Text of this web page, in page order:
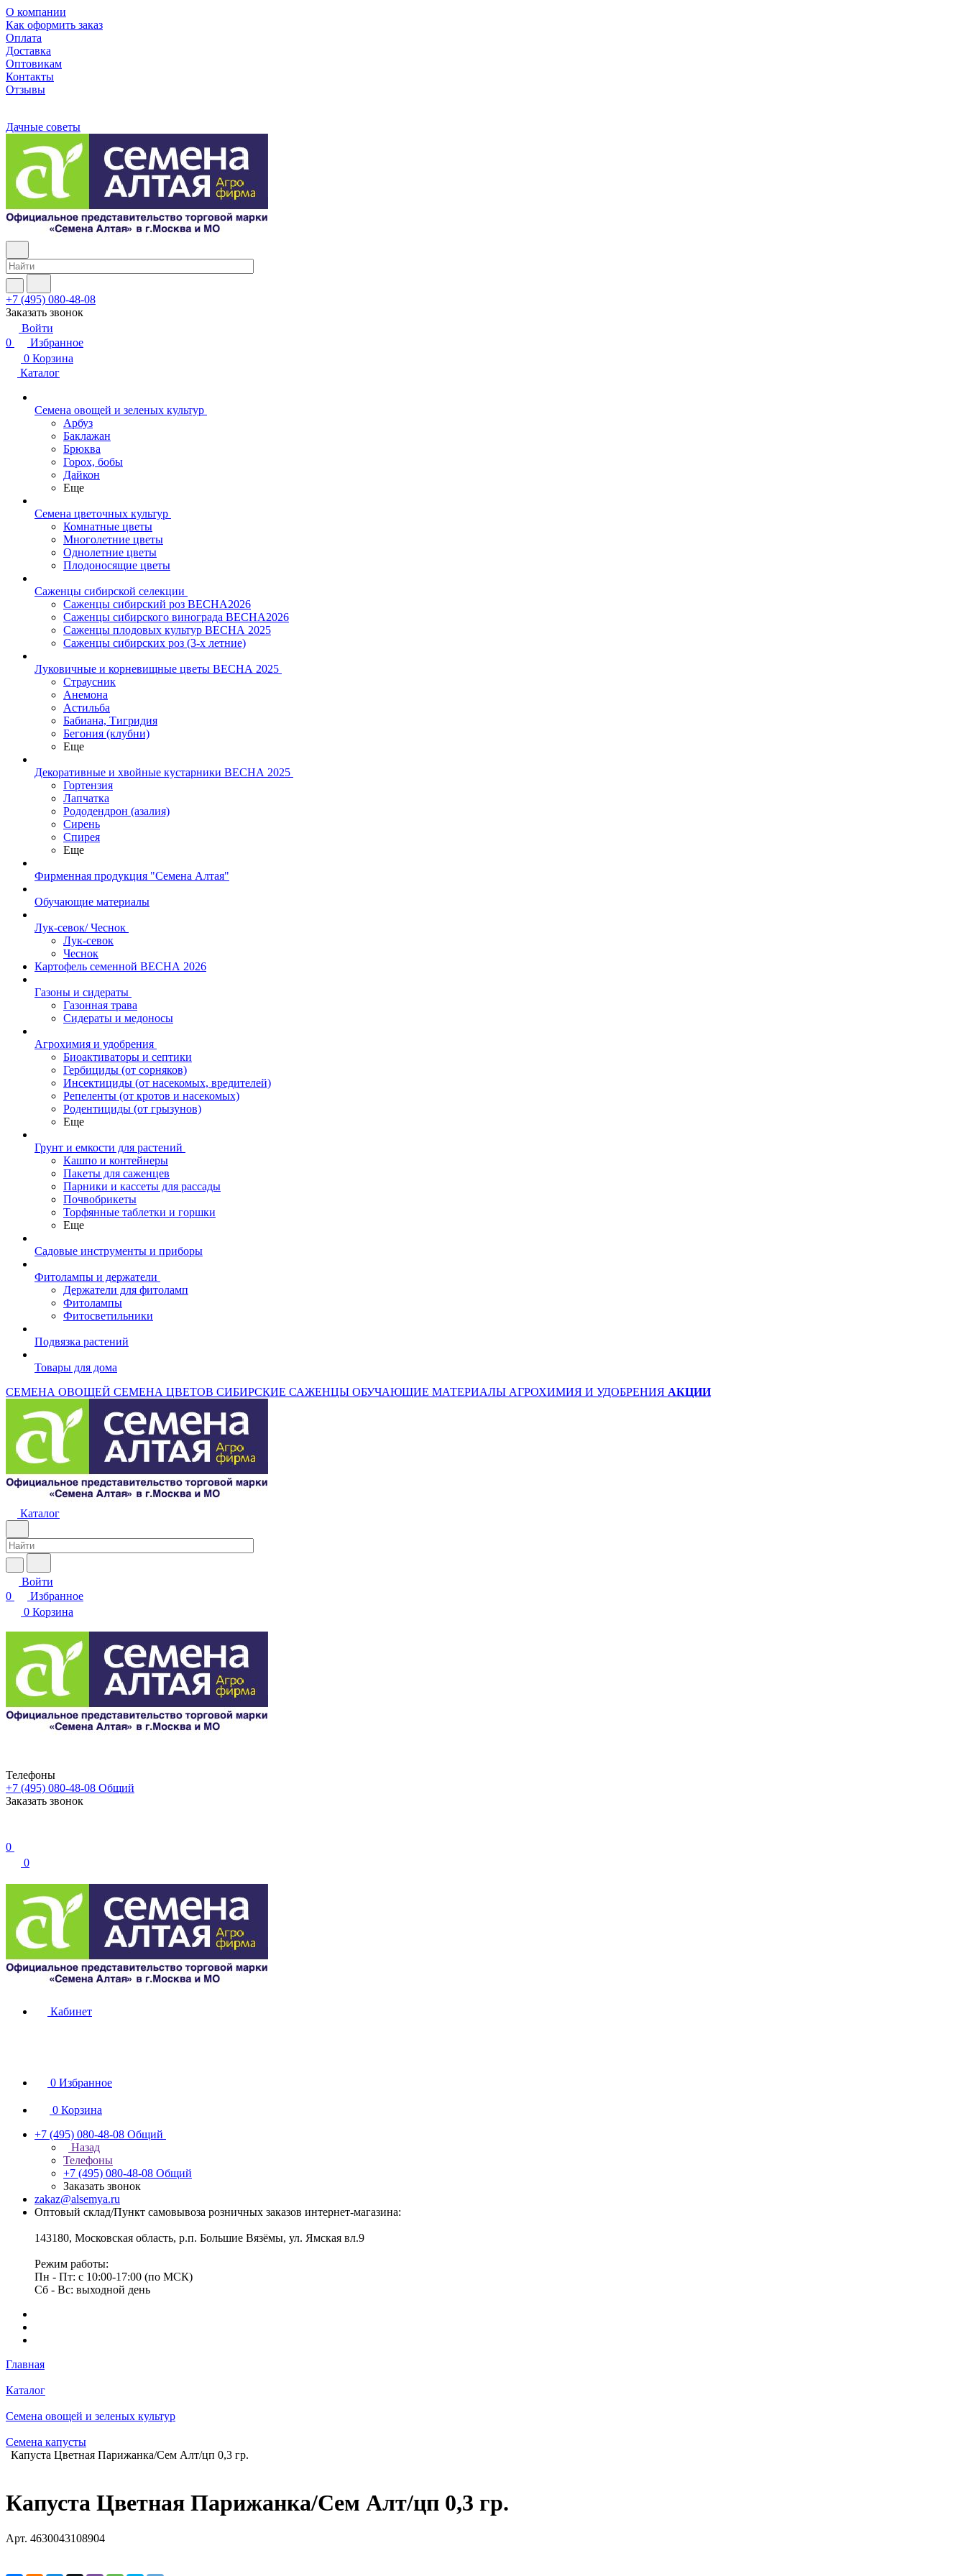
О компании
Как оформить заказ
Оплата
Доставка
Оптовикам
Контакты
Отзывы
Дачные советы
+7 (495) 080-48-08
Заказать звонок
Войти
0
Избранное
0 Корзина
Каталог
Семена овощей и зеленых культур
Арбуз
Баклажан
Брюква
Горох, бобы
Дайкон
Еще
Семена цветочных культур
Комнатные цветы
Многолетние цветы
Однолетние цветы
Плодоносящие цветы
Саженцы сибирской селекции
Саженцы сибирский роз ВЕСНА2026
Саженцы сибирского винограда ВЕСНА2026
Саженцы плодовых культур ВЕСНА 2025
Саженцы сибирских роз (3-х летние)
Луковичные и корневищные цветы ВЕСНА 2025
Страусник
Анемона
Астильба
Бабиана, Тигридия
Бегония (клубни)
Еще
Декоративные и хвойные кустарники ВЕСНА 2025
Гортензия
Лапчатка
Рододендрон (азалия)
Сирень
Спирея
Еще
Фирменная продукция "Семена Алтая"
Обучающие материалы
Лук-севок/ Чеснок
Лук-севок
Чеснок
Картофель семенной ВЕСНА 2026
Газоны и сидераты
Газонная трава
Сидераты и медоносы
Агрохимия и удобрения
Биоактиваторы и септики
Гербициды (от сорняков)
Инсектициды (от насекомых, вредителей)
Репеленты (от кротов и насекомых)
Родентициды (от грызунов)
Еще
Грунт и емкости для растений
Кашпо и контейнеры
Пакеты для саженцев
Парники и кассеты для рассады
Почвобрикеты
Торфянные таблетки и горшки
Еще
Садовые инструменты и приборы
Фитолампы и держатели
Держатели для фитоламп
Фитолампы
Фитосветильники
Подвязка растений
Товары для дома
СЕМЕНА ОВОЩЕЙ СЕМЕНА ЦВЕТОВ СИБИРСКИЕ САЖЕНЦЫ ОБУЧАЮЩИЕ МАТЕРИАЛЫ АГРОХИМИЯ И УДОБРЕНИЯ АКЦИИ
Каталог
Войти
0
Избранное
0 Корзина
Телефоны
+7 (495) 080-48-08 Общий
Заказать звонок
0
0
Кабинет
0 Избранное
0 Корзина
+7 (495) 080-48-08 Общий
Назад
Телефоны
+7 (495) 080-48-08 Общий
Заказать звонок
zakaz@alsemya.ru
Оптовый склад/Пункт самовывоза розничных заказов интернет-магазина:
143180, Московская область, р.п. Большие Вязёмы, ул. Ямская вл.9
Режим работы:
Пн - Пт: с 10:00-17:00 (по МСК)
Сб - Вс: выходной день
Главная
Каталог
Семена овощей и зеленых культур
Семена капусты
Капуста Цветная Парижанка/Сем Алт/цп 0,3 гр.
Капуста Цветная Парижанка/Сем Алт/цп 0,3 гр.
Арт. 4630043108904